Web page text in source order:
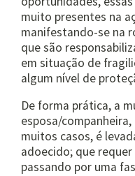
muito presentes na
manifestando-se na
que são
em situação de
algum nível de
De forma prática, a
esposa/
muitos casos, é
adoecido; que
passando por uma